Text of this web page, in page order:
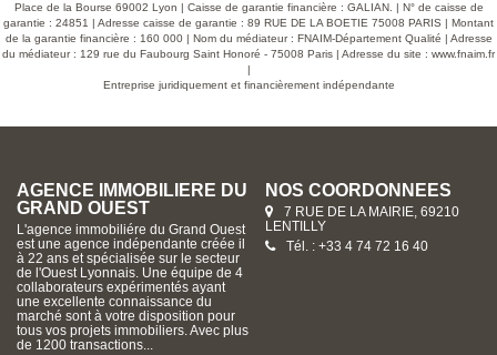
Place de la Bourse 69002 Lyon | Caisse de garantie financière : GALIAN. | N° de caisse de
garantie : 24851 | Adresse caisse de garantie : 89 RUE DE LA BOETIE 75008 PARIS | Montant
de la garantie financière : 160 000 | Nom du médiateur : FNAIM-Département Qualité | Adresse
du médiateur : 129 rue du Faubourg Saint Honoré - 75008 Paris | Adresse du site : www.fnaim.fr
Entreprise juridiquement et financièrement indépendante
AGENCE IMMOBILIERE DU
GRAND OUEST
L'agence immobiliére du Grand Ouest
est une agence indépendante créée il
à 22 ans et spécialisée sur le secteur
de l'Ouest Lyonnais. Une équipe de 4
collaborateurs expérimentés ayant
une excellente connaissance du
marché sont à votre disposition pour
tous vos projets immobiliers. Avec plus
de 1200 transactions...
NOS COORDONNÉES
7 RUE DE LA MAIRIE, 69210
LENTILLY
Tél. : +33 4 74 72 16 40